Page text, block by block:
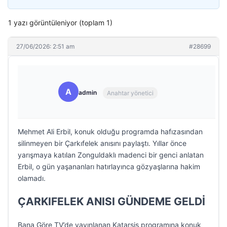
1 yazı görüntüleniyor (toplam 1)
27/06/2026: 2:51 am #28699
A admin Anahtar yönetici
Mehmet Ali Erbil, konuk olduğu programda hafızasından
silinmeyen bir Çarkıfelek anısını paylaştı. Yıllar önce
yarışmaya katılan Zonguldaklı madenci bir genci anlatan
Erbil, o gün yaşananları hatırlayınca gözyaşlarına hakim
olamadı.
ÇARKIFELEK ANISI GÜNDEME GELDİ
Bana Göre TV’de yayınlanan Katarsis programına konuk